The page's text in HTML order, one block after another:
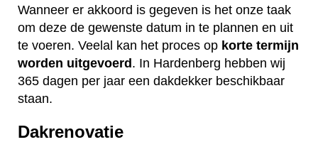
Wanneer er akkoord is gegeven is het onze taak
om deze de gewenste datum in te plannen en uit
te voeren. Veelal kan het proces op korte termijn
worden uitgevoerd . In Hardenberg hebben wij
365 dagen per jaar een dakdekker beschikbaar
staan.
Dakrenovatie